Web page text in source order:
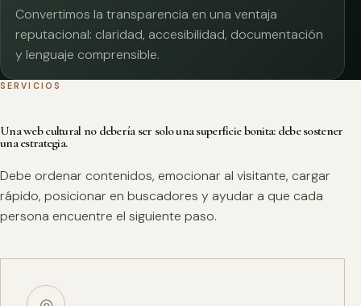
Convertimos la transparencia en una ventaja
reputacional: claridad, accesibilidad, documentación
y lenguaje comprensible.
SERVICIOS
Una web cultural no debería ser solo una superficie bonita: debe sostener
una estrategia.
Debe ordenar contenidos, emocionar al visitante, cargar
rápido, posicionar en buscadores y ayudar a que cada
persona encuentre el siguiente paso.